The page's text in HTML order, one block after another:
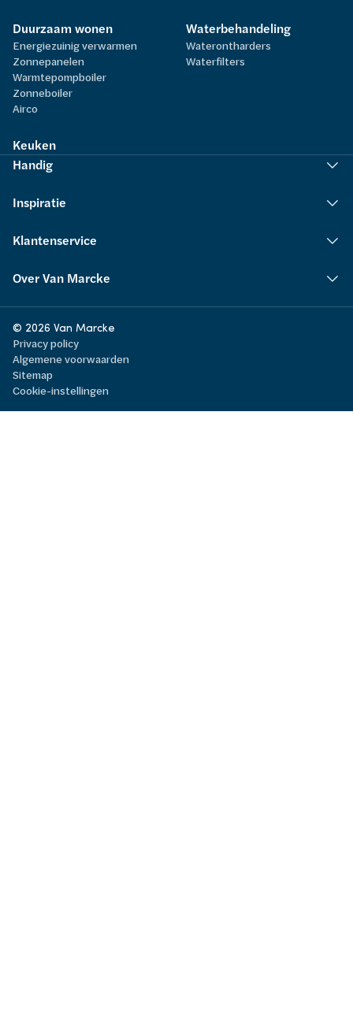
Duurzaam wonen
Energiezuinig verwarmen
Zonnepanelen
Warmtepompboiler
Zonneboiler
Airco
Waterbehandeling
Waterontharders
Waterfilters
Keuken
Handig
Inspiratie
Klantenservice
Over Van Marcke
© 2026 Van Marcke
Privacy policy
Algemene voorwaarden
Sitemap
Cookie-instellingen